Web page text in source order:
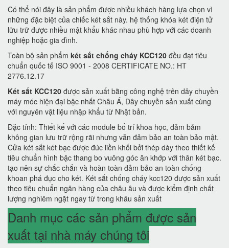
Có thể nói đây là sản phẩm được nhiều khách hàng lựa chọn vì
những đặc biệt của chiếc két sắt này. hệ thống khóa két điện tử
lữu trữ được nhiều mật khẩu khác nhau phù hợp với các doanh
nghiệp hoặc gia đình.
Toàn bộ sản phẩm két sắt chống cháy KCC120 đều đạt tiêu
chuẩn quốc tế ISO 9001 - 2008 CERTIFICATE NO.: HT
2776.12.17
Két sắt KCC120 được sản xuất bằng công nghệ trên dây chuyền
máy móc hiện đại bậc nhất Châu Á, Dây chuyền sản xuất cùng
với nguyên vật liệu nhập khẩu từ Nhật bản.
Đặc tính: Thiết kế với các module bố trí khoa học, đảm bảm
không gian lưu trữ rộng rãi nhưng vẫn đảm bảo an toàn bảo mật.
Cửa két sắt két bạc được đúc liền khối bởi thép dày theo thiết kế
tiêu chuẩn hình bậc thang bo vuông góc ăn khớp với thân két bạc.
tạo nên sự chắc chắn và hoàn toàn đảm bảo an toàn chống
khoan phá đục cho két. Két sắt chống cháy kcc120 được sản xuất
theo tiêu chuẩn ngân hàng của châu âu và được kiểm định chất
lượng nghiêm ngặt ngay từ trong khâu sản xuất
Danh mục các sản phẩm được sản
xuất tại nhà máy chúng tôi